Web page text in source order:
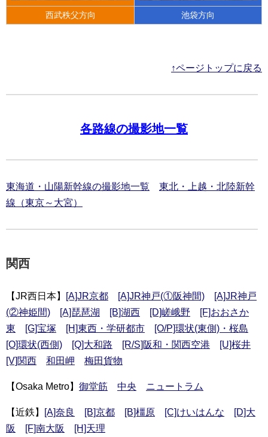
西武秩父方向 池袋方向
↑ページトップに戻る
各路線の撮影地一覧
東海道・山陽新幹線の撮影地一覧
東北・上越・北陸新幹
線（東京～大宮）
関西
【JR西日本】 [A]JR京都 [A]JR神戸(①阪神間)
[A]JR神戸
(②神姫間)
[A]琵琶湖 [B]湖西 [D]嵯峨野
[F]おおさか
東
[G]宝塚 [H]東西・学研都市
[O/P]環状(東側)・桜島
[O]環状(西側)
[Q]大和路 [R/S]阪和・関西空港
[U]桜井
[V]関西
和田岬 梅田貨物
【Osaka Metro】 御堂筋 中央 ニュートラム
【近鉄】 [A]奈良 [B]京都 [B]橿原 [C]けいはんな
[D]大
阪
[F]南大阪 [H]天理